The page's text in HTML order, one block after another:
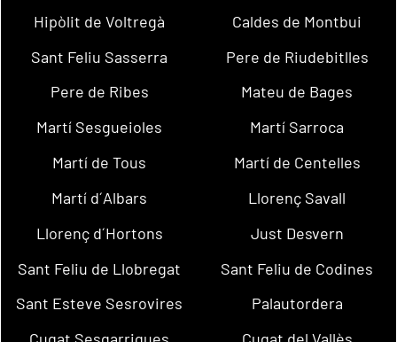
Hipòlit de Voltregà
Caldes de Montbui
Sant Feliu Sasserra
Pere de Riudebitlles
Pere de Ribes
Mateu de Bages
Martí Sesgueioles
Martí Sarroca
Martí de Tous
Martí de Centelles
Martí d´Albars
Llorenç Savall
Llorenç d´Hortons
Just Desvern
Sant Feliu de Llobregat
Sant Feliu de Codines
Sant Esteve Sesrovires
Palautordera